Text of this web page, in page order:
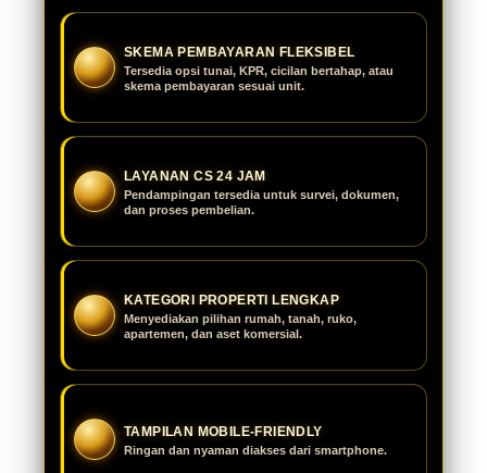
SKEMA PEMBAYARAN FLEKSIBEL
Tersedia opsi tunai, KPR, cicilan bertahap, atau
skema pembayaran sesuai unit.
LAYANAN CS 24 JAM
Pendampingan tersedia untuk survei, dokumen,
dan proses pembelian.
KATEGORI PROPERTI LENGKAP
Menyediakan pilihan rumah, tanah, ruko,
apartemen, dan aset komersial.
TAMPILAN MOBILE-FRIENDLY
Ringan dan nyaman diakses dari smartphone.